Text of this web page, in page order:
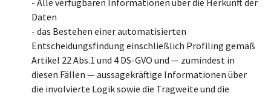
Daten
- das Bestehen einer automatisierten
Entscheidungsfindung einschließlich Profiling gemäß
Artikel 22 Abs.1 und 4 DS-GVO und — zumindest in
diesen Fällen — aussagekräftige Informationen über
die involvierte Logik sowie die Tragweite und die